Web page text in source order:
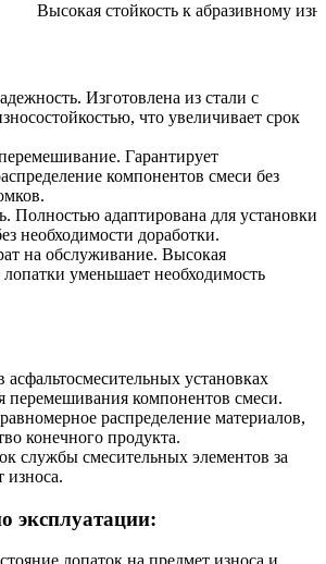
Высокая стойкость к абразивному
Изготовлена из стали с
что увеличивает срок
Гарантирует
компонентов смеси без
Полностью адаптирована для установки
необходимости доработки.
на обслуживание. Высокая
лопатки уменьшает необходимость
асфальтосмесительных установках
перемешивания компонентов смеси.
распределение материалов,
конечного продукта.
службы смесительных элементов за
износа.
эксплуатации: